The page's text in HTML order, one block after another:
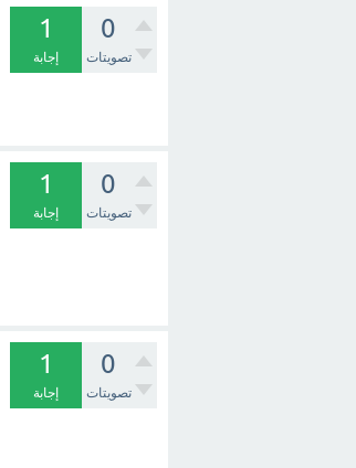
0
تصويتات
1
إجابة
0
تصويتات
1
إجابة
0
تصويتات
1
إجابة